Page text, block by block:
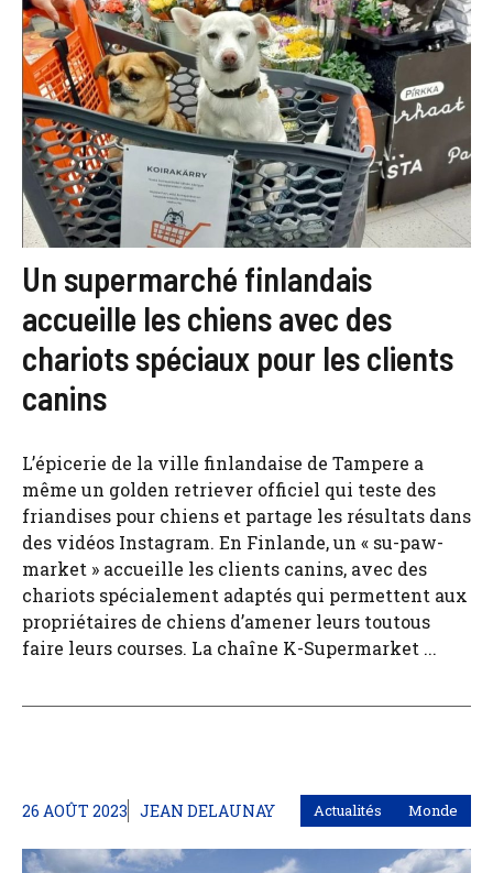
Un supermarché finlandais
accueille les chiens avec des
chariots spéciaux pour les clients
canins
L’épicerie de la ville finlandaise de Tampere a
même un golden retriever officiel qui teste des
friandises pour chiens et partage les résultats dans
des vidéos Instagram. En Finlande, un « su-paw-
market » accueille les clients canins, avec des
chariots spécialement adaptés qui permettent aux
propriétaires de chiens d’amener leurs toutous
faire leurs courses. La chaîne K-Supermarket ...
26 AOÛT 2023 JEAN DELAUNAY Actualités Monde